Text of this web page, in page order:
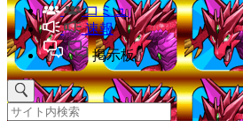
コミュ
速報
掲示板